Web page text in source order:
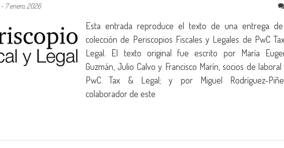
7 enero, 2026
Esta entrada reproduce el texto de una entrega
colección de Periscopios Fiscales y Legales de PwC
Legal. El texto original fue escrito por María
Guzmán, Julio Calvo y Francisco Marín, socios de laboral
PwC Tax & Legal; y por Miguel Rodríguez-
colaborador de este